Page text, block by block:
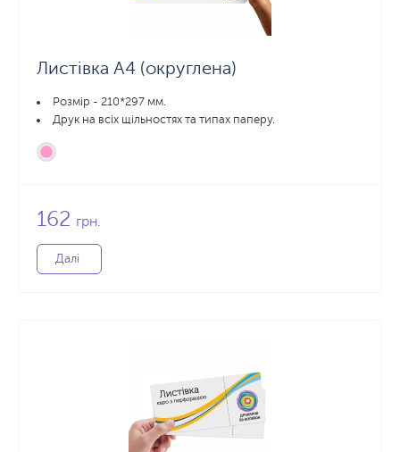
Листівка А4 (округлена)
Розмір - 210*297 мм.
Друк на всіх щільностях та типах паперу.
162 грн.
Далі